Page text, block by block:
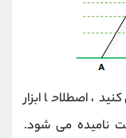
اصطلاحا ابزار
نامیده می شود.